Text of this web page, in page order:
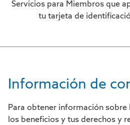
Servicios para Miembros que
tu tarjeta de
Información de
Para obtener información
los beneficios y tus derechos y